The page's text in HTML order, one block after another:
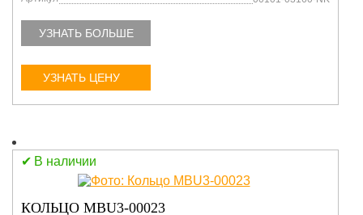
УЗНАТЬ БОЛЬШЕ
УЗНАТЬ ЦЕНУ
В наличии
КОЛЬЦО MBU3-00023